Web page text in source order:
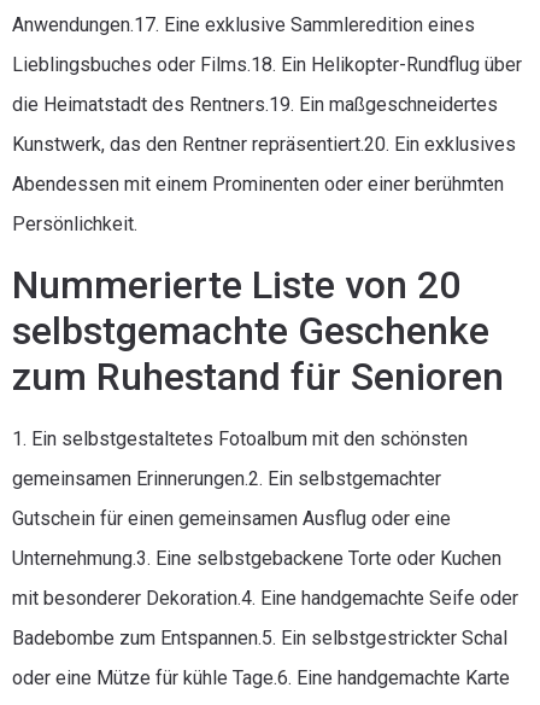
Anwendungen.17. Eine exklusive Sammleredition eines
Lieblingsbuches oder Films.18. Ein Helikopter-Rundflug über
die Heimatstadt des Rentners.19. Ein maßgeschneidertes
Kunstwerk, das den Rentner repräsentiert.20. Ein exklusives
Abendessen mit einem Prominenten oder einer berühmten
Persönlichkeit.
Nummerierte Liste von 20
selbstgemachte Geschenke
zum Ruhestand für Senioren
1. Ein selbstgestaltetes Fotoalbum mit den schönsten
gemeinsamen Erinnerungen.2. Ein selbstgemachter
Gutschein für einen gemeinsamen Ausflug oder eine
Unternehmung.3. Eine selbstgebackene Torte oder Kuchen
mit besonderer Dekoration.4. Eine handgemachte Seife oder
Badebombe zum Entspannen.5. Ein selbstgestrickter Schal
oder eine Mütze für kühle Tage.6. Eine handgemachte Karte